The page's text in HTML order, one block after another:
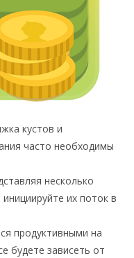
кустов и
часто необходимы
несколько
их поток в
продуктивными на
будете зависеть от